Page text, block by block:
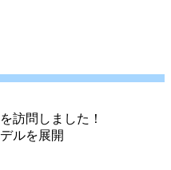
訪問しました！
ルを展開